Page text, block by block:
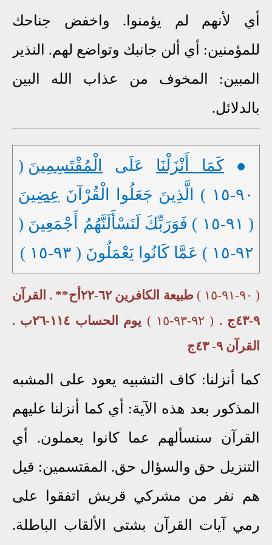
أي لأنهم لم يؤمنوا. واخفض جناحك
للمؤمنين: أي ألن جانبك وتواضع لهم. النذير
المبين: المخوف من عذاب الله البين
بالدلائل.
● كَمَا أَنْزَلْنَا عَلَى الْمُقْتَسِمِينَ (
٩٠-١٥ ) الَّذِينَ جَعَلُوا الْقُرْآنَ
عِضِينَ
( ٩١-١٥ ) فَوَرَبِّكَ لَنَسْأَلَنَّهُمُ أَجْمَعِينَ (
٩٢-١٥ ) عَمَّا كَانُوا يَعْمَلُونَ ( ٩٣-١٥ )
( ٩٠-٩١-١٥ )
طبيعة الكافرين ٦٢-٢٢أح** . القرآن
٩-٤٣ج .
( ٩٢-٩٣-١٥ )
يوم الحساب ١١٤-٢٦ب .
القرآن ٩- ٤٣ج
كما أنزلنا: كاف التشبيه يعود على المشبه
المذكور بعد هذه الآية: أي كما أنزلنا عليهم
القرآن سنسألهم عما كانوا يعملون. أي
التنزيل حق والسؤال حق. المقتسمين: قيل
هم نفر من مشركي قريش اتفقوا على
رمي آيات القرآن بشتى الألقاب الباطلة.